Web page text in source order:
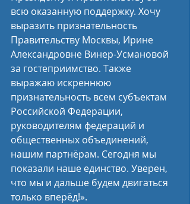
всю оказанную поддержку. Хочу
выразить признательность
Правительству Москвы, Ирине
Александровне Винер-Усмановой
за гостеприимство. Также
выражаю искреннюю
признательность всем субъектам
Российской Федерации,
руководителям федераций и
общественных объединений,
нашим партнёрам. Сегодня мы
показали наше единство. Уверен,
что мы и дальше будем двигаться
только вперёд!».